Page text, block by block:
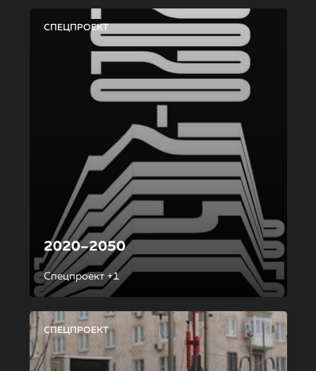
СПЕЦПРОЕКТ
2020–2050
Спецпроект +1
СПЕЦПРОЕКТ